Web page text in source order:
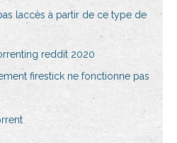
laccès à partir de ce type de
reddit 2020
firestick ne fonctionne pas